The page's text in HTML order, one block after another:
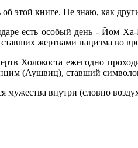
этой книге. Не знаю, как
есть особый день - Йом
жертвами нацизма во
Холокоста ежегодно
(Аушвиц), ставший
мужества внутри (словно